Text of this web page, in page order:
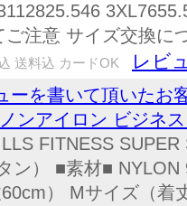
ご注意 サイズ交換に
送料込 カードOK レビ
ーを書いて頂いたお
ンアイロン ビジネ
FITNESS
ン） ■素材■
） Mサイズ（着